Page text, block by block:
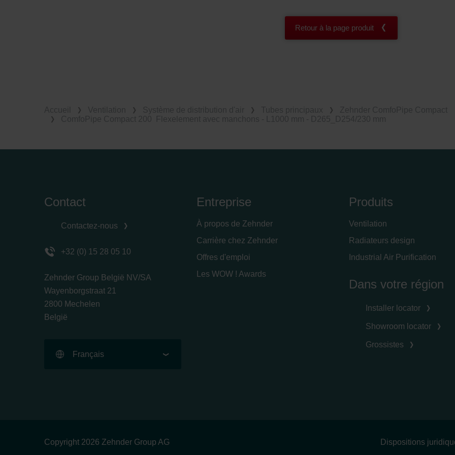
Retour à la page produit
Contact
Contactez-nous
+32 (0) 15 28 05 10
Zehnder Group België NV/SA
Wayenborgstraat 21
2800 Mechelen
België
Français
Entreprise
À propos de Zehnder
Carrière chez Zehnder
Offres d'emploi
Les WOW ! Awards
Produits
Ventilation
Radiateurs design
Industrial Air Purification
Dans votre région
Installer locator
Showroom locator
Grossistes
Copyright 2026 Zehnder Group AG Dispositions